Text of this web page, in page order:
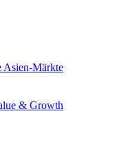
Asien-Märkte
& Growth